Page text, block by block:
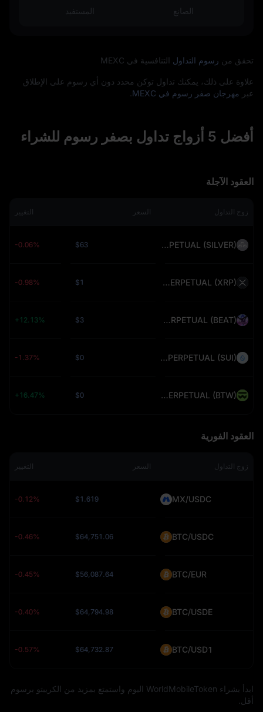
الصانع المستفيد
تحقق من رسوم التداول التنافسية في MEXC
علاوة على ذلك، يمكنك تداول توكن محدد دون أي رسوم على الإطلاق
عبر
مهرجان صفر رسوم في MEXC
أفضل 5 أزواج تداول بصفر رسوم للشراء
العقود الآجلة
زوج التداول السعر التغيير
SILVER(XAG)USDT PERPETUAL (SILVER)
$63
-0.06%
XRPUSDT PERPETUAL (XRP)
$1
-0.98%
BEATUSDT PERPETUAL (BEAT)
$3
+12.13%
SUIUSDT PERPETUAL (SUI)
$0
-1.37%
BTWUSDT PERPETUAL (BTW)
$0
+16.47%
العقود الفورية
زوج التداول السعر التغيير
MX/USDC
$1.619
-0.12%
BTC/USDC
$64,751.06
-0.46%
BTC/EUR
$56,087.64
-0.45%
BTC/USDE
$64,794.98
-0.40%
BTC/USD1
$64,732.87
-0.57%
ابدأ بشراء WorldMobileToken اليوم واستمتع بمزيد من الكريبتو برسوم
أقل.